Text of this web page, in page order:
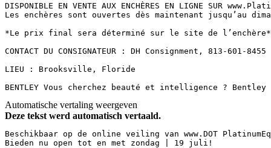
DISPONIBLE EN VENTE AUX ENCHÈRES EN LIGNE SUR
Les enchères sont ouvertes dès maintenant jusqu’au
*Le prix final sera déterminé sur le site de
CONTACT DU CONSIGNATEUR : DH Consignment, 813-601-
LIEU : Brooksville, Floride
BENTLEY Vous cherchez beauté et intelligence ?
Automatische vertaling weergeven
Deze tekst werd automatisch vertaald.
Beschikbaar op de online veiling van www.DOT
Bieden nu open tot en met zondag | 19 juli!